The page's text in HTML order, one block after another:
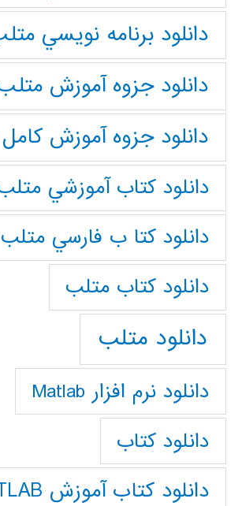
دانلود برنامه نويسي
دانلود جزوه آموزش
دانلود جزوه آموزش کامل matlab
دانلود كتاب آموزشي
دانلود كتا ب فارسي متلب
دانلود كتاب متلب
دانلود متلب
دانلود نرم افزار Matlab
دانلود کتاب
دانلود کتاب آموزش MATLAB